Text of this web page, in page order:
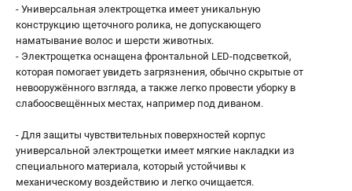
- Универсальная электрощетка имеет уникальную
конструкцию щеточного ролика, не допускающего
наматывание волос и шерсти животных.
- Электрощетка оснащена фронтальной LED-подсветкой,
которая помогает увидеть загрязнения, обычно скрытые от
невооружённого взгляда, а также легко провести уборку в
слабоосвещённых местах, например под диваном.
- Для защиты чувствительных поверхностей корпус
универсальной электрощетки имеет мягкие накладки из
специального материала, который устойчивы к
механическому воздействию и легко очищается.